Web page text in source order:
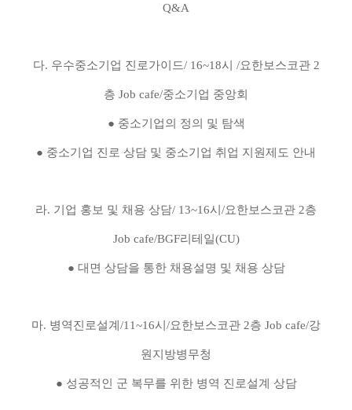
Q&A
다. 우수중소기업 진로가이드/ 16~18시 /요한보스코관 2
층 Job cafe/중소기업 중앙회
● 중소기업의 정의 및 탐색
● 중소기업 진로 상담 및 중소기업 취업 지원제도 안내
라. 기업 홍보 및 채용 상담/ 13~16시/요한보스코관 2층
Job cafe/BGF리테일(CU)
● 대면 상담을 통한 채용설명 및 채용 상담
마. 병역진로설계/11~16시/요한보스코관 2층 Job cafe/강
원지방병무청
● 성공적인 군 복무를 위한 병역 진로설계 상담